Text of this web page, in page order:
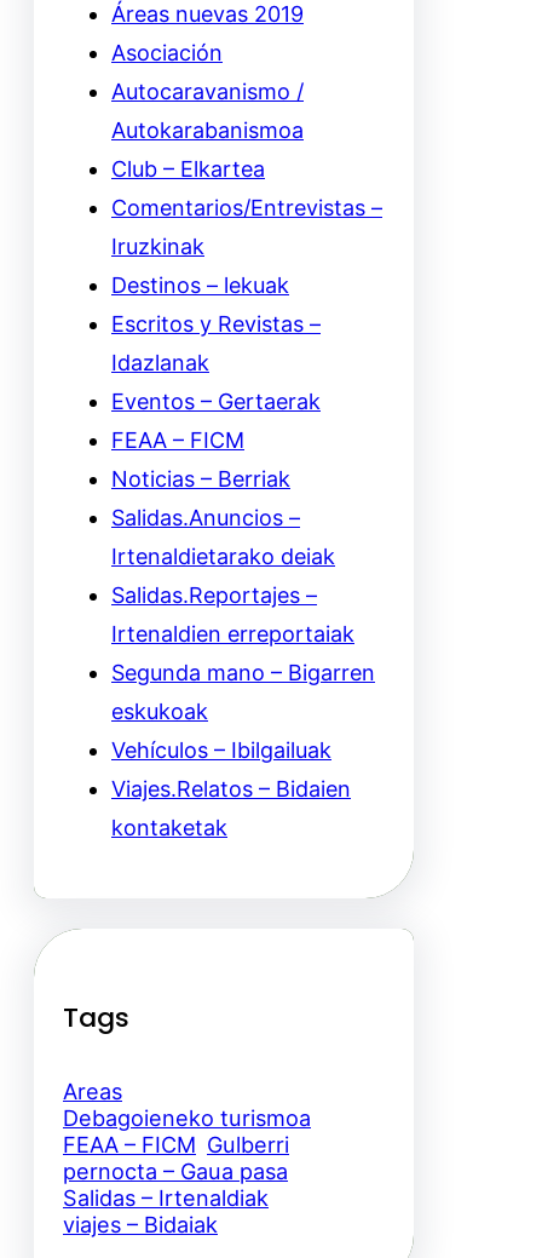
Áreas nuevas 2019
Asociación
Autocaravanismo /
Autokarabanismoa
Club – Elkartea
Comentarios/Entrevistas –
Iruzkinak
Destinos – lekuak
Escritos y Revistas –
Idazlanak
Eventos – Gertaerak
FEAA – FICM
Noticias – Berriak
Salidas.Anuncios –
Irtenaldietarako deiak
Salidas.Reportajes –
Irtenaldien erreportaiak
Segunda mano – Bigarren
eskukoak
Vehículos – Ibilgailuak
Viajes.Relatos – Bidaien
kontaketak
Tags
Areas
Debagoieneko turismoa
FEAA – FICM Gulberri
pernocta – Gaua pasa
Salidas – Irtenaldiak
viajes – Bidaiak